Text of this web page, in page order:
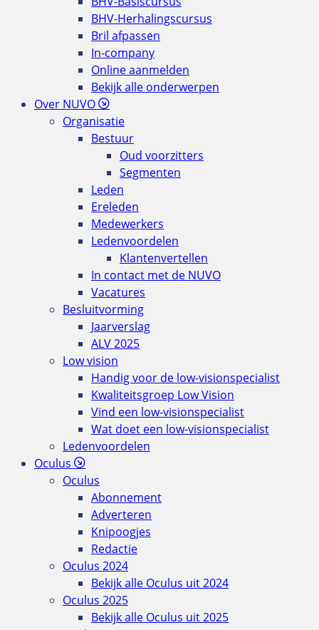
BHV-Herhalingscursus
Bril afpassen
In-company
Online aanmelden
Bekijk alle onderwerpen
Over NUVO
Organisatie
Bestuur
Oud voorzitters
Segmenten
Leden
Ereleden
Medewerkers
Ledenvoordelen
Klantenvertellen
In contact met de NUVO
Vacatures
Besluitvorming
Jaarverslag
ALV 2025
Low vision
Handig voor de low-visionspecialist
Kwaliteitsgroep Low Vision
Vind een low-visionspecialist
Wat doet een low-visionspecialist
Ledenvoordelen
Oculus
Oculus
Abonnement
Adverteren
Knipoogjes
Redactie
Oculus 2024
Bekijk alle Oculus uit 2024
Oculus 2025
Bekijk alle Oculus uit 2025